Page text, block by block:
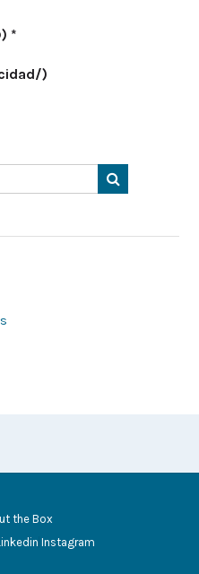
*
)
the Box
Instagram